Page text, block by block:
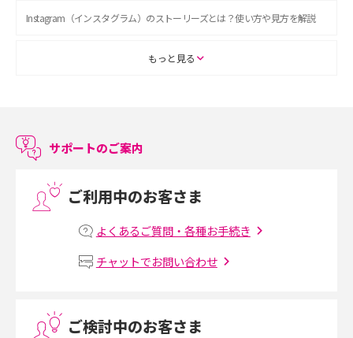
Instagram（インスタグラム）のストーリーズとは？使い方や見方を解説
ASMRとは？初心者向けの代表ジャンルや楽しみ方を解説
LINEで友だちを削除する方法は？方法ごとの影響や復活・復元する方法も
プリペイドSIMとは？種類やメリット・デメリット、利用までの流れを解説
Threads（スレッズ）とは？主な機能や登録方法、投稿の仕方を解説
もっと見る
サポートのご案内
ご利用中のお客さま
よくあるご質問・各種お手続き
チャットでお問い合わせ
ご検討中のお客さま